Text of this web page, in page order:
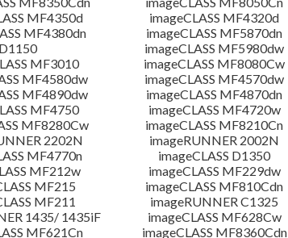
MF4350d
imageCLASS MF4320d
MF4380dn
imageCLASS MF5870dn
D1150
imageCLASS MF5980dw
MF3010
imageCLASS MF8080Cw
MF4580dw
imageCLASS MF4570dw
MF4890dw
imageCLASS MF4870dn
MF4750
imageCLASS MF4720w
MF8280Cw
imageCLASS MF8210Cn
2202N
imageRUNNER 2002N
MF4770n
imageCLASS D1350
MF212w
imageCLASS MF229dw
MF215
imageCLASS MF810Cdn
MF211
imageRUNNER C1325
1435/ 1435iF
imageCLASS MF628Cw
MF621Cn
imageCLASS MF8360Cdn